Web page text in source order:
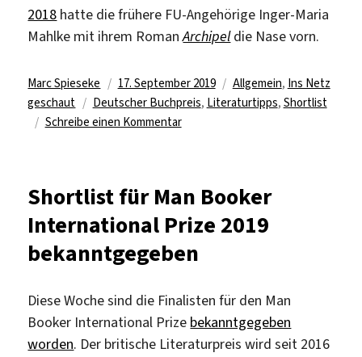
2018 hatte die frühere FU-Angehörige Inger-Maria
Mahlke mit ihrem RomanArchipeldie Nase vorn.
Autor
Marc Spieseke
Veröffentlicht
am
17. September 2019 Kategorien
Allgemein, Ins Netz
geschaut
Schlagwörter
Deutscher Buchpreis, Literaturtipps, Shortlist
Schreibe einen Kommentarzu
Deutschen
Buchpreis
2019
bekanntgegeben
Shortlist für Man Booker
International Prize 2019
bekanntgegeben
Diese Woche sind die Finalisten für den Man
Booker International Prize bekanntgegeben
worden. Der britische Literaturpreis wird seit 2016